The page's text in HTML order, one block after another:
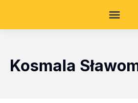
Kosmala